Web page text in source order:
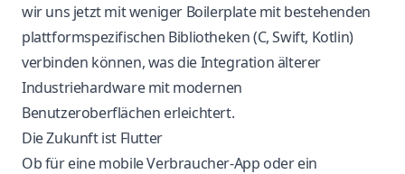
wir uns jetzt mit weniger Boilerplate mit bestehenden
plattformspezifischen Bibliotheken (C, Swift, Kotlin)
verbinden können, was die Integration älterer
Industriehardware mit modernen
Benutzeroberflächen erleichtert.
Die Zukunft ist Flutter
Ob für eine mobile Verbraucher-App oder ein